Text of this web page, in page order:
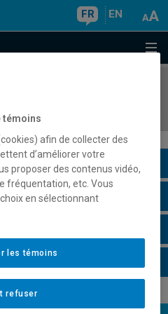
FR EN
témoins
afin de collecter des
d’améliorer votre
proposer des contenus vidéo,
fréquentation, etc. Vous
en sélectionnant
refuser
les témoins